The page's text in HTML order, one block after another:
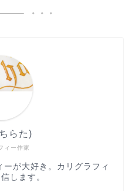
ィー作家
らた)
が大好き。カリグラフィ
します。